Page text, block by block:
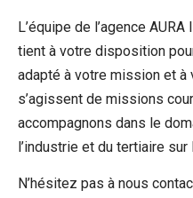
L’équipe de l’agence
tient à votre disposition
adapté à votre mission et à
s’agissent de missions
accompagnons dans le
l’industrie et du tertiaire
N’hésitez pas à nous